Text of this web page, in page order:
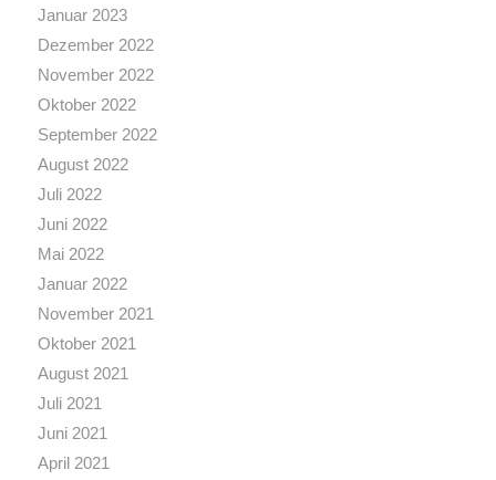
Januar 2023
Dezember 2022
November 2022
Oktober 2022
September 2022
August 2022
Juli 2022
Juni 2022
Mai 2022
Januar 2022
November 2021
Oktober 2021
August 2021
Juli 2021
Juni 2021
April 2021